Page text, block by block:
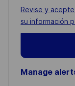
address
(Required)
Required
Revise y
su información
Manage